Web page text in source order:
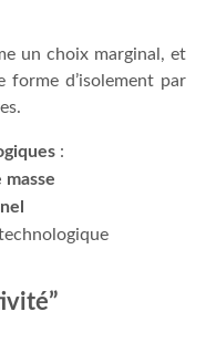
un choix marginal, et
forme d’isolement par
:
masse